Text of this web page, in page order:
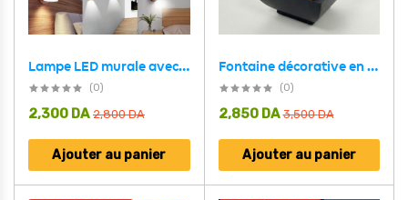
Lampe LED murale avec 3 niveaux de luminosité et température batterie rechargeable – مصباح مغناطيسي بعدة درجات ضوئية
(0)
2,800DA
2,300 DA
Ajouter au panier
Fontaine décorative en forme de pétales avec lumières LED et pierres – نافورة مياه بعدة طبقات
(0)
3,500DA
2,850 DA
Ajouter au panier